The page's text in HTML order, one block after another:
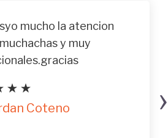
mucho la atencion
y muy
Coteno ›